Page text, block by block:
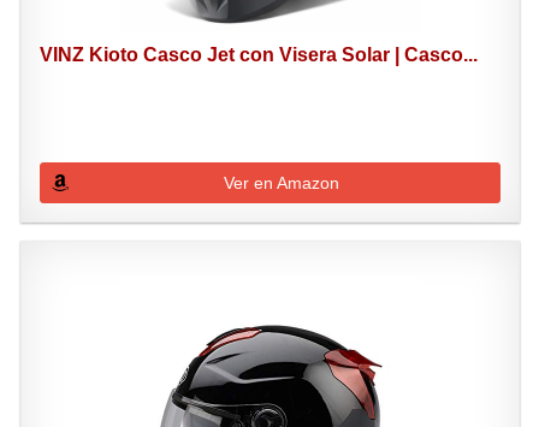
VINZ Kioto Casco Jet con Visera Solar | Casco...
Ver en Amazon